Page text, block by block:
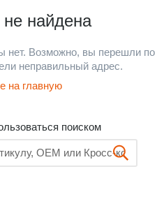
найдена
нет. Возможно, вы перешли по
неправильный адрес.
на главную
поиском